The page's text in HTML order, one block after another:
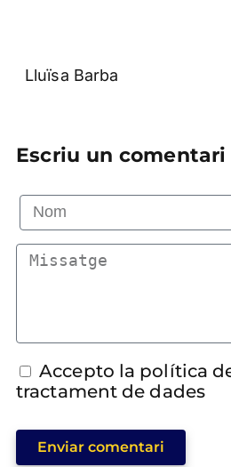
Lluïsa Barba
Escriu un comentari
Accepto la política
tractament de dades
Enviar comentari